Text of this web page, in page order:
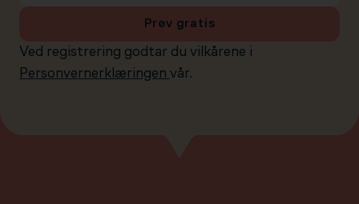
Ved registrering godtar du vilkårene i
Personvernerklæringen vår.
Prøv gratis